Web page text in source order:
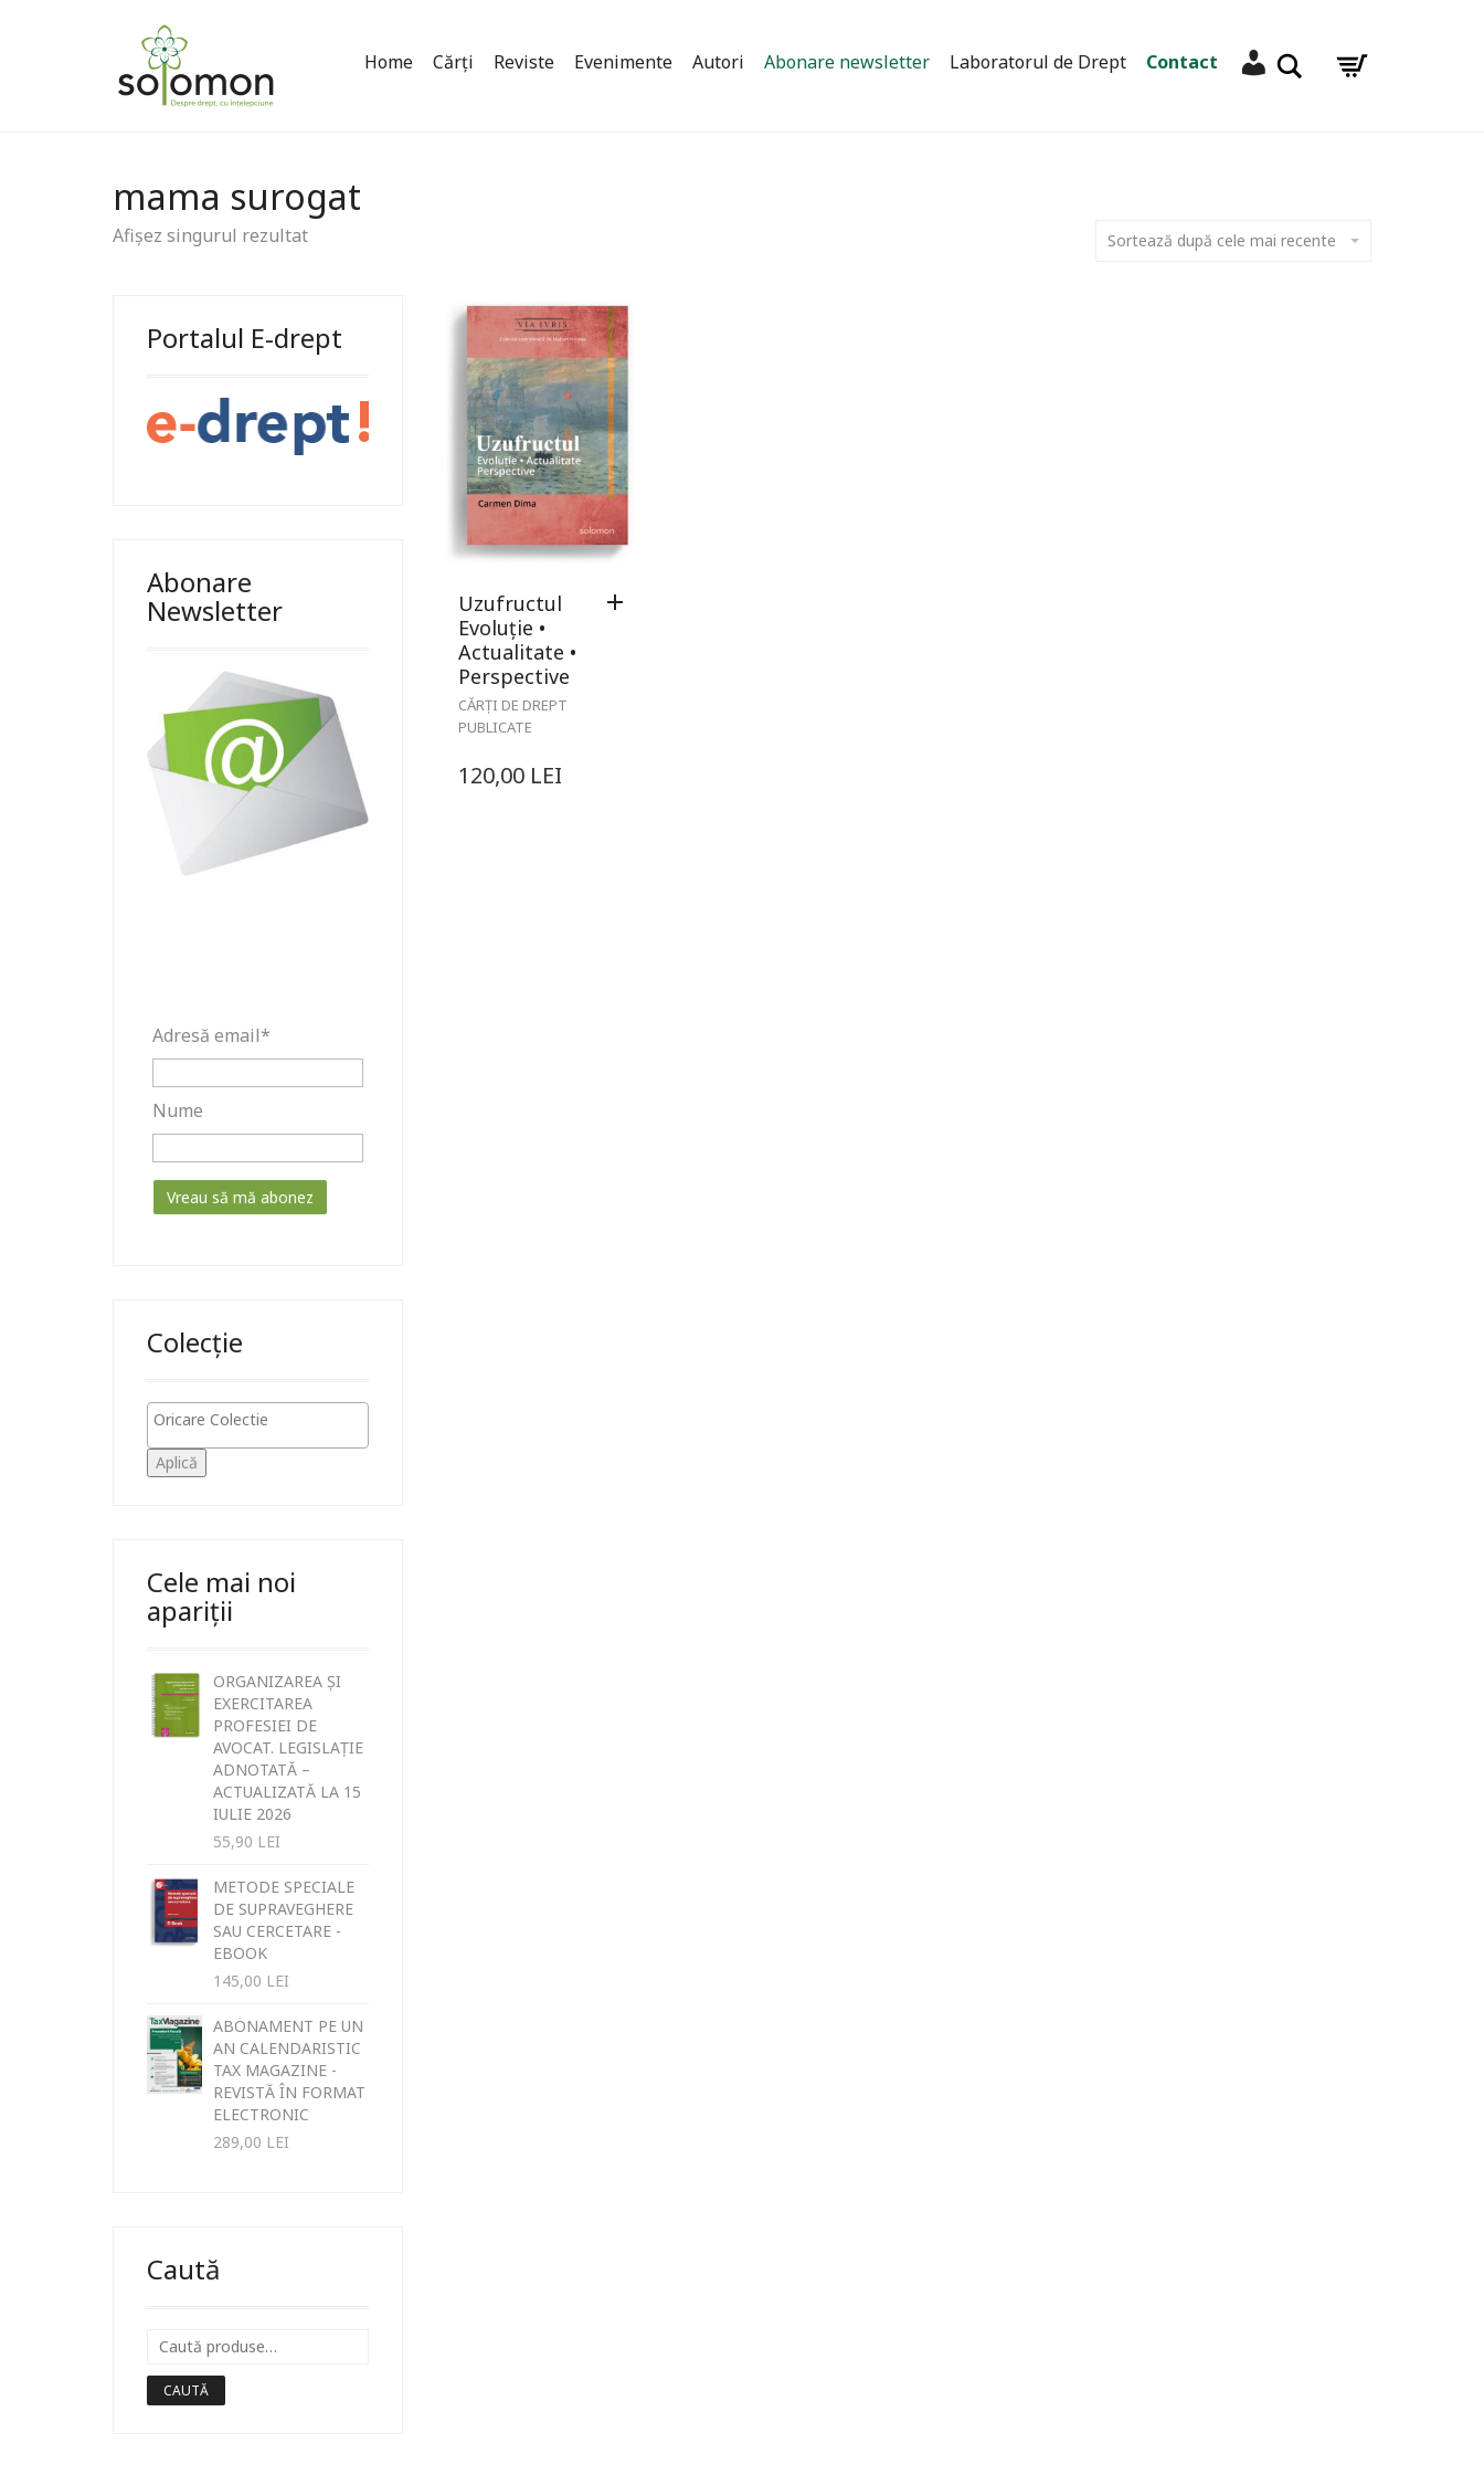
Home Cărți Reviste Evenimente Autori Abonare newsletter Laboratorul de Drept Contact Contul meuCaută
mama surogat
Afișez singurul rezultat Sortează după cele mai recente
Uzufructul
Evoluție •
Actualitate •
Perspective
CĂRȚI DE DREPT
PUBLICATE
120,00 LEI
Portalul E-drept
Abonare
Newsletter
Adresă email*
Nume
Colecție
Aplică
Cele mai noi
apariții
ORGANIZAREA ȘI
EXERCITAREA
PROFESIEI DE
AVOCAT. LEGISLAȚIE
ADNOTATĂ –
ACTUALIZATĂ LA 15
IULIE 2026
55,90 LEI
METODE SPECIALE
DE SUPRAVEGHERE
SAU CERCETARE -
EBOOK
145,00 LEI
ABONAMENT PE UN
AN CALENDARISTIC
TAX MAGAZINE -
REVISTĂ ÎN FORMAT
ELECTRONIC
289,00 LEI
Caută
CAUTĂ